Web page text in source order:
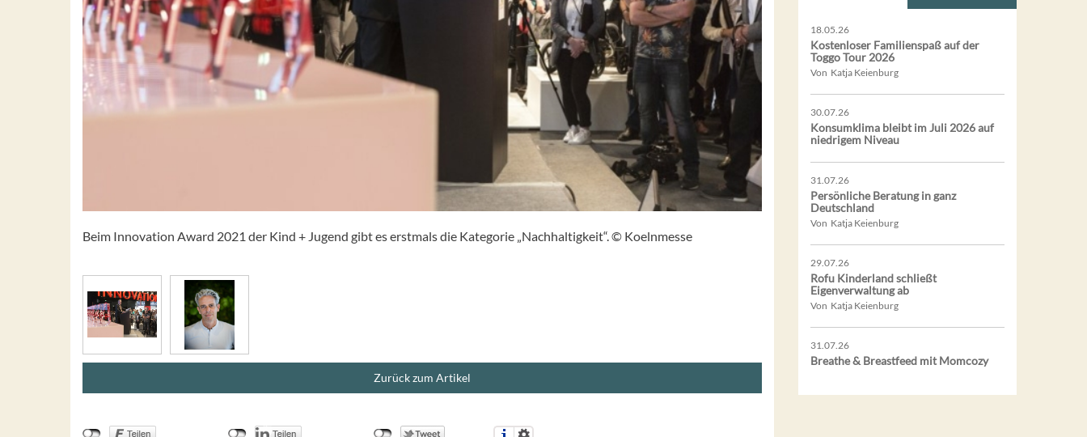
Beim Innovation Award 2021 der Kind + Jugend gibt es erstmals die Kategorie „Nachhaltigkeit“. © Koelnmesse
Zurück zum Artikel
18.05.26
Kostenloser Familienspaß auf der
Toggo Tour 2026
Von Katja Keienburg
30.07.26
Konsumklima bleibt im Juli 2026 auf
niedrigem Niveau
31.07.26
Persönliche Beratung in ganz
Deutschland
Von Katja Keienburg
29.07.26
Rofu Kinderland schließt
Eigenverwaltung ab
Von Katja Keienburg
31.07.26
Breathe & Breastfeed mit Momcozy